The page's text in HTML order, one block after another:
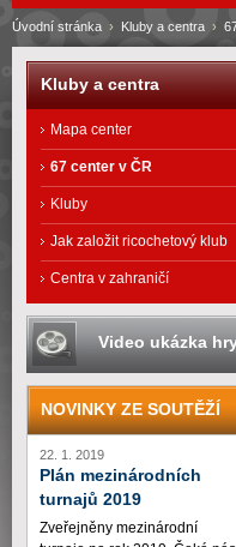
Úvodní stránka › Kluby a centra ›
Kluby a centra
Mapa center
67 center v ČR
Kluby
Jak založit ricochetový klub
Centra v zahraničí
Video ukázka
NOVINKY ZE SOUTĚŽÍ
22. 1. 2019
Plán mezinárodních
turnajů 2019
Zveřejněny mezinárodní